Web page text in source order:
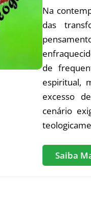
Na
das
de
espiritual,
excesso
cenário
Saiba